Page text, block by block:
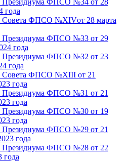
года
Совета ФПСО №XIVот 28 марта
Президиума ФПСО №33 от 29
года
Президиума ФПСО №32 от 23
года
Совета ФПСО №XIII от 21
года
Президиума ФПСО №31 от 21
года
Президиума ФПСО №30 от 19
года
Президиума ФПСО №29 от 21
года
Президиума ФПСО №28 от 22
года